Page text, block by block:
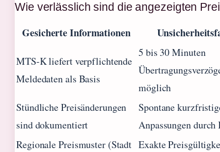
Wie verlässlich sind die angezeigten
Gesicherte Informationen
MTS-K liefert verpflichtende
Meldedaten als Basis
5 bis 30 Minuten
möglich
Stündliche Preisänderungen
sind dokumentiert
Spontane
Anpassungen durch
Regionale Preismuster (Stadt Exakte